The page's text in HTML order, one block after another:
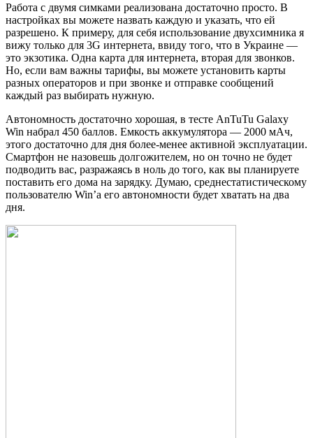
Работа с двумя симками реализована достаточно просто. В
настройках вы можете назвать каждую и указать, что ей
разрешено. К примеру, для себя использование двухсимника я
вижу только для 3G интернета, ввиду того, что в Украине —
это экзотика. Одна карта для интернета, вторая для звонков.
Но, если вам важны тарифы, вы можете установить карты
разных операторов и при звонке и отправке сообщений
каждый раз выбирать нужную.
Автономность достаточно хорошая, в тесте AnTuTu Galaxy
Win набрал 450 баллов. Емкость аккумулятора — 2000 мАч,
этого достаточно для дня более-менее активной эксплуатации.
Смартфон не назовешь долгожителем, но он точно не будет
подводить вас, разражаясь в ноль до того, как вы планируете
поставить его дома на зарядку. Думаю, среднестатистическому
пользователю Win’а его автономности будет хватать на два
дня.